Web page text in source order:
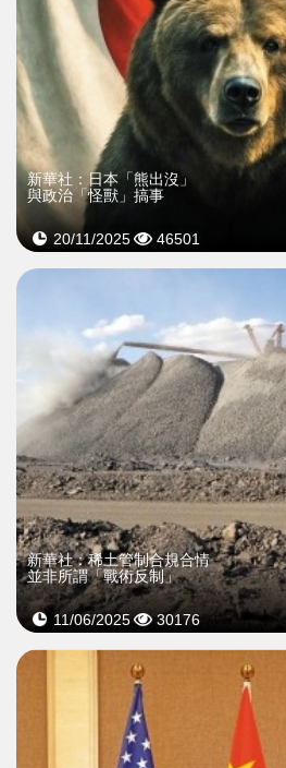
新華社：日本「熊出沒」
與政治「怪獸」搞事
20/11/2025 46501
新華社：稀土管制合規合情
並非所謂「戰術反制」
11/06/2025 30176